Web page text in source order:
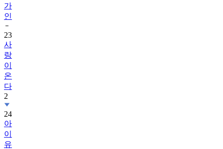
가
인
23
사
랑
이
온
다
2
24
아
이
유